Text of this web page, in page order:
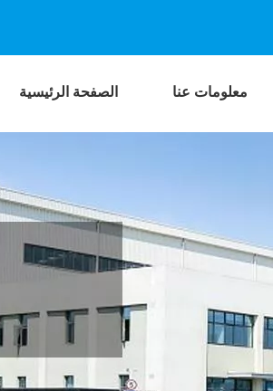
معلومات عنا الصفحة الرئيسية